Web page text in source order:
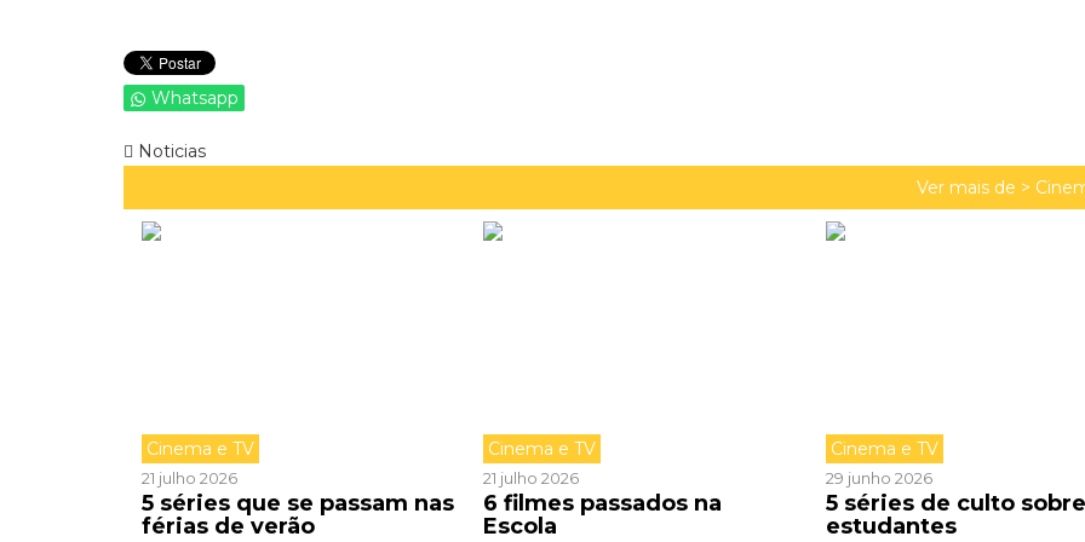
Whatsapp
Noticias
Ver mais de >
Cinema e TV
21 julho 2026
5 séries que se passam nas
férias de verão
Cinema e TV
21 julho 2026
6 filmes passados na
Escola
Cinema e TV
29 junho 2026
5 séries de culto sobre
estudantes